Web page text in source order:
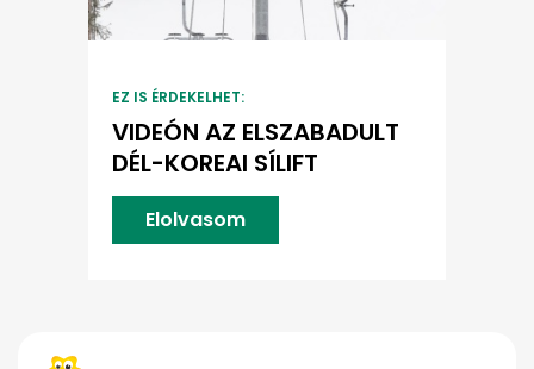
EZ IS ÉRDEKELHET:
VIDEÓN AZ ELSZABADULT
DÉL-KOREAI SÍLIFT
Elolvasom